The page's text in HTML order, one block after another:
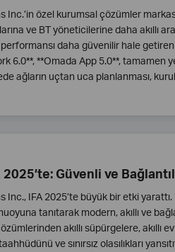
Inc.’in özel kurumsal çözümler
ve BT yöneticilerine daha akıllı
daha güvenilir hale
6.0**, **Omada App 5.0**, tamamen
ağların uçtan uca planlanması,
Güvenli ve
Inc., IFA 2025’te büyük bir etki
tanıtarak modern, akıllı ve
akıllı süpürgelere,
ve sınırsız olasılıkları